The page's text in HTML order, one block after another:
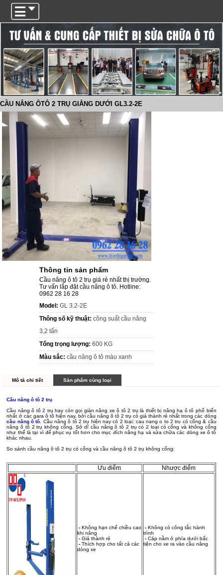
CẦU NÂNG ÔTÔ 2 TRỤ GIẰNG DƯỚI GL3.2-2E
Thông tin sản phẩm
Cầu nâng ô tô 2 trụ giá rẻ nhất thị trường.
Tư vấn lắp đặt cầu nâng ô tô. Hotline:
0962 28 16 28
Model:GL 3.2-2E
Thông số kỹ thuật:công suất cầu nâng
3,2 tấn
Tổng trọng lượng:600 KG
Màu sắc:cầu nâng ô tô màu xanh
Mô tả chi tiết Sản phẩm cùng loại
Cầu nâng ô tô 2 trụ
Cầu nâng ô tô 2 trụ hay còn gọi giàn nâng xe ô tô 2 trụ là thiết bị nâng hạ ô tô phổ biến
nhất ở các gara ô tô hiện nay, bởi cầu nâng ô tô 2 trụ có giá thành rẻ nhất trong các dòng
cầu nâng ô tô. Cầu nâng ô tô 2 trụ hiện nay có 2 loại: cau nang o to 2 tru có cổng & cầu
nâng ô tô 2 trụ không cổng. Sở dĩ cầu nâng ô tô 2 trụ có 2 loại có cổng và không cổng
như thế là tại vì để phục vụ tốt hơn cho mục đích nâng hạ và sửa chữa các dòng xe ô tô
khác nhau.
So sánh cầu nâng ô tô 2 trụ có cổng và cầu nâng ô tô 2 trụ không cổng:
Ưu điểm Nhược điểm
- Không hạn chế chiều cao
khi nâng
- Giá thành rẻ
- Thích hợp cho tất cả các
dòng xe
- Không có công tắc hành
trình
- Cáp nằm ở phía dưới bấc
tiện cho xe ra vào cầu nâng